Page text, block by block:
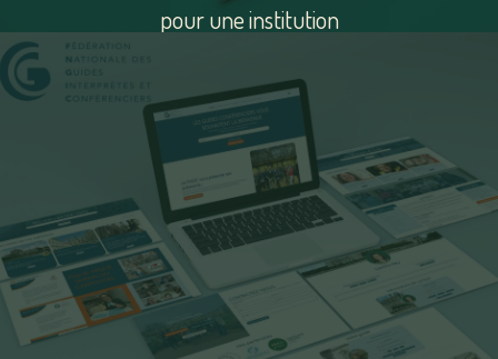
Voir
le
site
pour une institution